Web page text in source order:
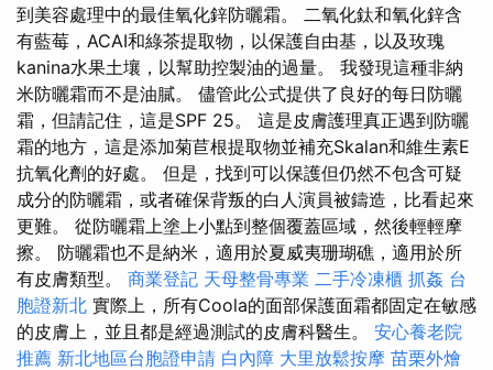
到美容處理中的最佳氧化鋅防曬霜。 二氧化鈦和氧化鋅含
有藍莓，ACAI和綠茶提取物，以保護自由基，以及玫瑰
kanina水果土壤，以幫助控製油的過量。 我發現這種非納
米防曬霜而不是油膩。 儘管此公式提供了良好的每日防曬
霜，但請記住，這是SPF 25。 這是皮膚護理真正遇到防曬
霜的地方，這是添加菊苣根提取物並補充Skalan和維生素E
抗氧化劑的好處。 但是，找到可以保護但仍然不包含可疑
成分的防曬霜，或者確保背叛的白人演員被鑄造，比看起來
更難。 從防曬霜上塗上小點到整個覆蓋區域，然後輕輕摩
擦。 防曬霜也不是納米，適用於夏威夷珊瑚礁，適用於所
有皮膚類型。 商業登記 天母整骨專業 二手冷凍櫃 抓姦 台
胞證新北 實際上，所有Coola的面部保護面霜都固定在敏感
的皮膚上，並且都是經過測試的皮膚科醫生。 安心養老院
推薦 新北地區台胞證申請 白內障 大里放鬆按摩 苗栗外燴